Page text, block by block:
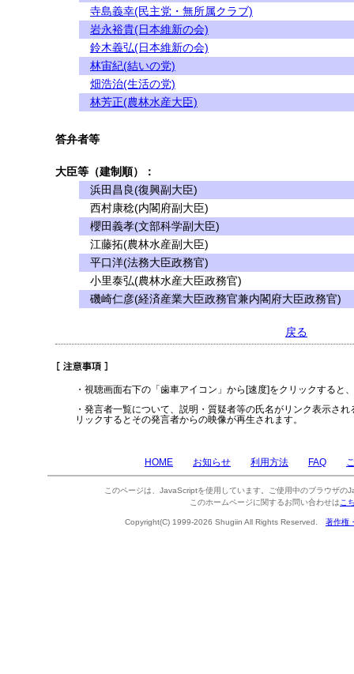
寺島義幸(民主党・無所属クラブ)
岩永裕貴(日本維新の会)
鈴木義弘(日本維新の会)
林宙紀(結いの党)
畑浩治(生活の党)
林芳正(農林水産大臣)
答弁者等
大臣等（建制順）：
浜田昌良(復興副大臣)
西村康稔(内閣府副大臣)
櫻田義孝(文部科学副大臣)
江藤拓(農林水産副大臣)
平口洋(法務大臣政務官)
小里泰弘(農林水産大臣政務官)
磯崎仁彦(経済産業大臣政務官兼内閣府大臣政務官)
戻る
・視聴画面右下の「歯車アイコン」から[速度]をクリックすると
・発言者一覧について、説明・質疑者等の氏名がリンク表示さ
リックするとその発言者からの映像が再生されます。
HOME お知らせ 利用方法 FAQ
このページは、JavaScriptを使用しています。ご使用中のブラウザの
このホームページに関するお問い合わせは こ
Copyright(C) 1999-2026 Shugiin All Rights Reserved. 著作権